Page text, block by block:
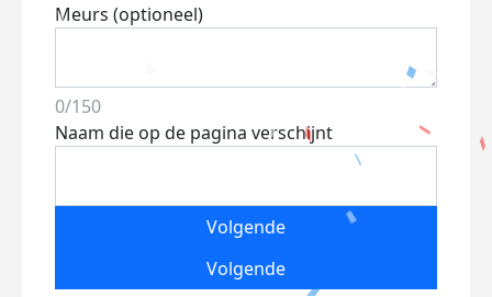
Meurs (optioneel)
0/150
Naam die op de pagina verschijnt
Volgende
Volgende